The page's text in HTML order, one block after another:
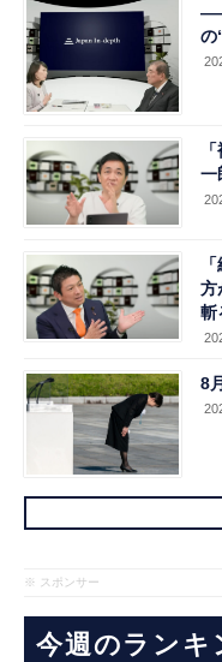
の
一
方
斬
8
※ スポンサー
今週のランキ